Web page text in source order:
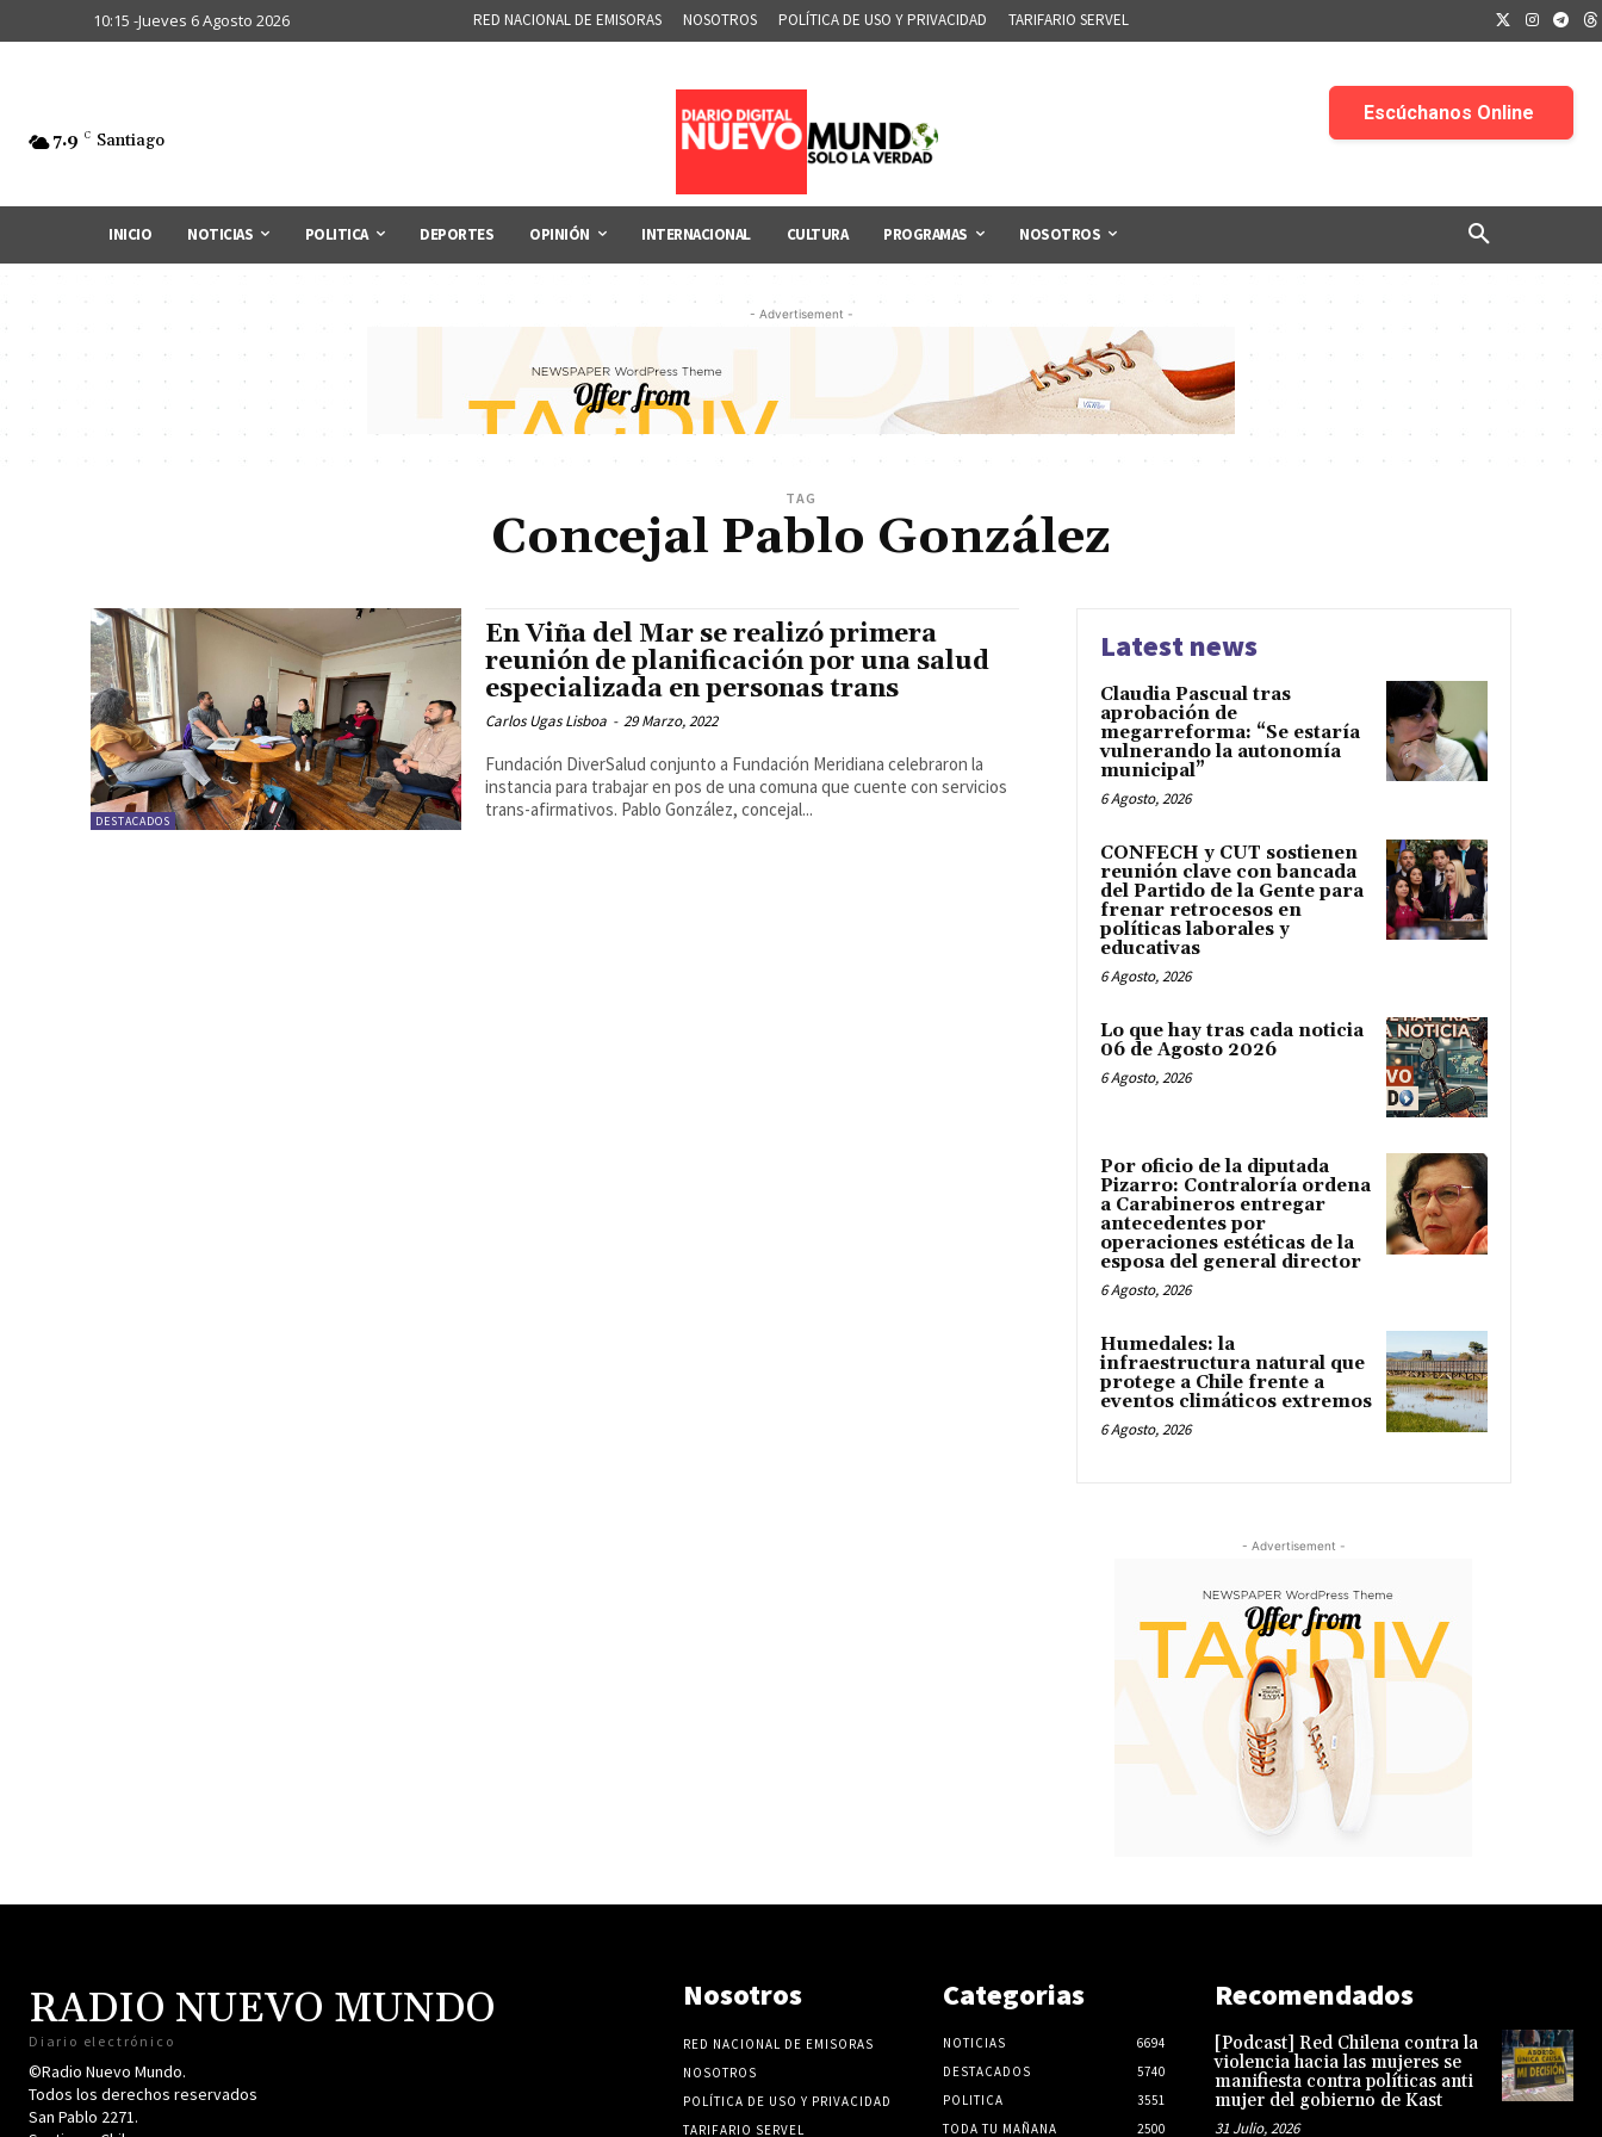
10:15 -Jueves 6 Agosto 2026 RED NACIONAL DE EMISORAS NOSOTROS POLÍTICA DE USO Y PRIVACIDAD TARIFARIO SERVEL
7.9 C Santiago
INICIO NOTICIAS POLITICA DEPORTES OPINIÓN INTERNACIONAL CULTURA PROGRAMAS NOSOTROS
- Advertisement -
TAG
Concejal Pablo González
DESTACADOS
En Viña del Mar se realizó primera
reunión de planificación por una salud
especializada en personas trans
Carlos Ugas Lisboa - 29 Marzo, 2022
Fundación DiverSalud conjunto a Fundación Meridiana celebraron la
instancia para trabajar en pos de una comuna que cuente con servicios
trans-afirmativos. Pablo González, concejal...
Latest news
Claudia Pascual tras
aprobación de
megarreforma: “Se estaría
vulnerando la autonomía
municipal”
6 Agosto, 2026
CONFECH y CUT sostienen
reunión clave con bancada
del Partido de la Gente para
frenar retrocesos en
políticas laborales y
educativas
6 Agosto, 2026
Lo que hay tras cada noticia
06 de Agosto 2026
6 Agosto, 2026
Por oficio de la diputada
Pizarro: Contraloría ordena
a Carabineros entregar
antecedentes por
operaciones estéticas de la
esposa del general director
6 Agosto, 2026
Humedales: la
infraestructura natural que
protege a Chile frente a
eventos climáticos extremos
6 Agosto, 2026
- Advertisement -
RADIO NUEVO MUNDO
Diario electrónico
©Radio Nuevo Mundo.
Todos los derechos reservados
San Pablo 2271.
Nosotros
RED NACIONAL DE EMISORAS
NOSOTROS
POLÍTICA DE USO Y PRIVACIDAD
TARIFARIO SERVEL
Categorias
NOTICIAS
6694
DESTACADOS
5740
POLITICA
3551
TODA TU MAÑANA
2500
Recomendados
[Podcast] Red Chilena contra la
violencia hacia las mujeres se
manifiesta contra políticas anti
mujer del gobierno de Kast
31 Julio, 2026